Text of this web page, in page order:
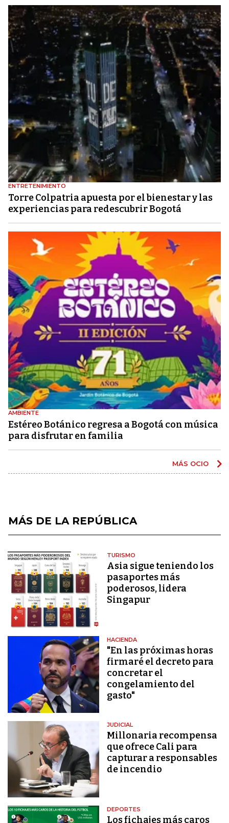
ENTRETENIMIENTO
Torre Colpatria apuesta por el bienestar y las
experiencias para redescubrir Bogotá
AMBIENTE
Estéreo Botánico regresa a Bogotá con música
para disfrutar en familia
MÁS OCIO
MÁS DE LA REPÚBLICA
TURISMO
Asia sigue teniendo los
pasaportes más
poderosos, lidera
Singapur
HACIENDA
"En las próximas horas
firmaré el decreto para
concretar el
congelamiento del
gasto"
JUDICIAL
Millonaria recompensa
que ofrece Cali para
capturar a responsables
de incendio
DEPORTES
Los fichajes más caros